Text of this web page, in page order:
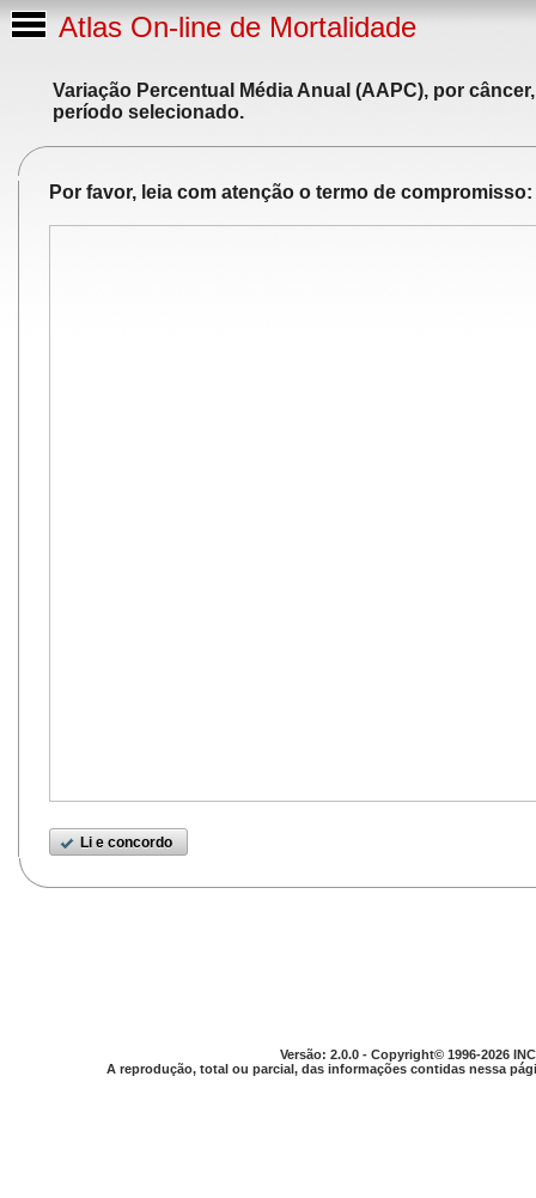
Atlas On-line de Mortalidade
Variação Percentual Média Anual (AAPC), por
período selecionado.
Por favor, leia com atenção o termo de compromisso:
Li e concordo
Versão: 2.0.0 - Copyright© 1996-2026
A reprodução, total ou parcial, das informações contidas nessa